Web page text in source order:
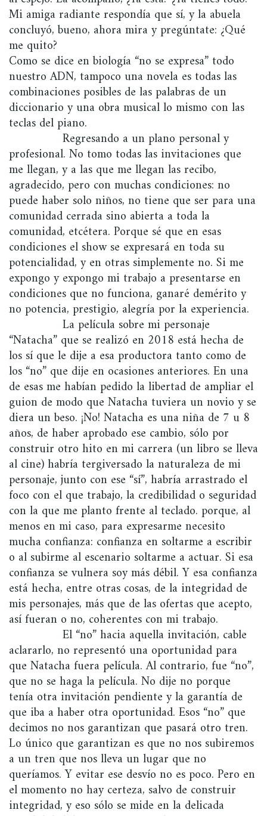
Mi amiga radiante respondía que sí, y la abuela
concluyó, bueno, ahora mira y pregúntate: ¿Qué
me quito?
Como se dice en biología “no se expresa” todo
nuestro ADN, tampoco una novela es todas las
combinaciones posibles de las palabras de un
diccionario y una obra musical lo mismo con las
teclas del piano.
Regresando a un plano personal y
profesional. No tomo todas las invitaciones que
me llegan, y a las que me llegan las recibo,
agradecido, pero con muchas condiciones: no
puede haber solo niños, no tiene que ser para una
comunidad cerrada sino abierta a toda la
comunidad, etcétera. Porque sé que en esas
condiciones el show se expresará en toda su
potencialidad, y en otras simplemente no. Si me
expongo y expongo mi trabajo a presentarse en
condiciones que no funciona, ganaré demérito y
no potencia, prestigio, alegría por la experiencia.
La película sobre mi personaje
“Natacha” que se realizó en 2018 está hecha de
los sí que le dije a esa productora tanto como de
los “no” que dije en ocasiones anteriores. En una
de esas me habían pedido la libertad de ampliar el
guion de modo que Natacha tuviera un novio y se
diera un beso. ¡No! Natacha es una niña de 7 u 8
años, de haber aprobado ese cambio, sólo por
construir otro hito en mi carrera (un libro se lleva
al cine) habría tergiversado la naturaleza de mi
personaje, junto con ese “sí”, habría arrastrado el
foco con el que trabajo, la credibilidad o seguridad
con la que me planto frente al teclado. porque, al
menos en mi caso, para expresarme necesito
mucha confianza: confianza en soltarme a escribir
o al subirme al escenario soltarme a actuar. Si esa
confianza se vulnera soy más débil. Y esa confianza
está hecha, entre otras cosas, de la integridad de
mis personajes, más que de las ofertas que acepto,
así fueran o no, coherentes con mi trabajo.
El “no” hacia aquella invitación, cable
aclararlo, no representó una oportunidad para
que Natacha fuera película. Al contrario, fue “no”,
que no se haga la película. No dije no porque
tenía otra invitación pendiente y la garantía de
que iba a haber otra oportunidad. Esos “no” que
decimos no nos garantizan que pasará otro tren.
Lo único que garantizan es que no nos subiremos
a un tren que nos lleva un lugar que no
queríamos. Y evitar ese desvío no es poco. Pero en
el momento no hay certeza, salvo de construir
integridad, y eso sólo se mide en la delicada